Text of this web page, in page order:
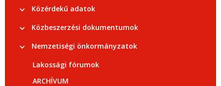
Közérdekű adatok
Közbeszerzési dokumentumok
Nemzetiségi önkormányzatok
Lakossági fórumok
ARCHÍVUM